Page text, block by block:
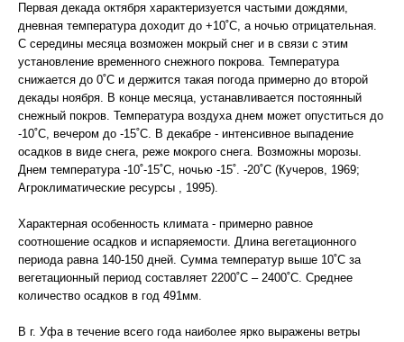
Первая декада октября характеризуется частыми дождями,
дневная температура доходит до +10˚С, а ночью отрицательная.
С середины месяца возможен мокрый снег и в связи с этим
установление временного снежного покрова. Температура
снижается до 0˚С и держится такая погода примерно до второй
декады ноября. В конце месяца, устанавливается постоянный
снежный покров. Температура воздуха днем может опуститься до
-10˚С, вечером до -15˚С. В декабре - интенсивное выпадение
осадков в виде снега, реже мокрого снега. Возможны морозы.
Днем температура -10˚-15˚С, ночью -15˚. -20˚С (Кучеров, 1969;
Агроклиматические ресурсы , 1995).
Характерная особенность климата - примерно равное
соотношение осадков и испаряемости. Длина вегетационного
периода равна 140-150 дней. Сумма температур выше 10˚С за
вегетационный период составляет 2200˚С – 2400˚С. Среднее
количество осадков в год 491мм.
В г. Уфа в течение всего года наиболее ярко выражены ветры